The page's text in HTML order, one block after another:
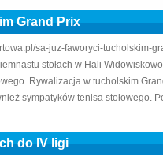
Grand Prix
sa-juz-faworyci-
stołach w Hali
Rywalizacja w tucholskim
sympatyków tenisa stołowego.
do IV ligi